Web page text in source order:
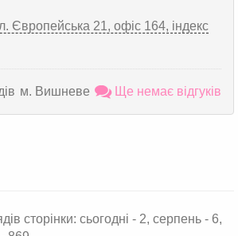
Європейська 21, офіс 164, індекс
м. Вишневе Ще немає відгуків
сторінки: сьогодні - 2, серпень - 6,